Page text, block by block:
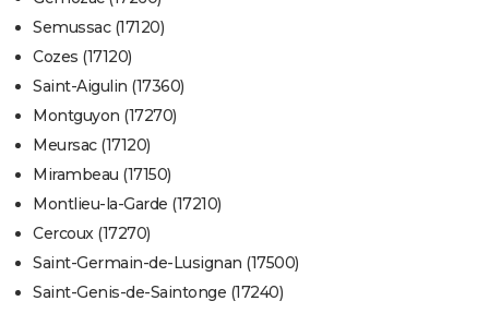
Semussac (17120)
Cozes (17120)
Saint-Aigulin (17360)
Montguyon (17270)
Meursac (17120)
Mirambeau (17150)
Montlieu-la-Garde (17210)
Cercoux (17270)
Saint-Germain-de-Lusignan (17500)
Saint-Genis-de-Saintonge (17240)